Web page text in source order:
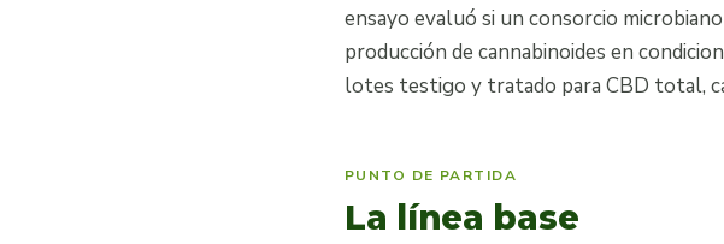
ensayo evaluó si un consorcio
producción de cannabinoides en
lotes testigo y tratado para CBD total,
PUNTO DE PARTIDA
La línea base